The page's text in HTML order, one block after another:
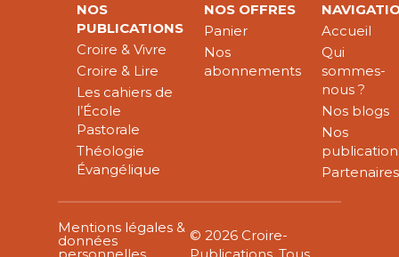
NOS
PUBLICATIONS
Croire & Vivre
Croire & Lire
Les cahiers de
l’École
Pastorale
Théologie
Évangélique
NOS OFFRES
Panier
Nos
abonnements
Accueil
Qui
sommes-
nous ?
Nos blogs
Nos
Partenaires
Mentions légales &
données
© 2026 Croire-